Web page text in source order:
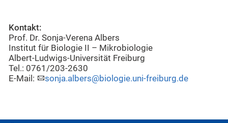
Kontakt:
Prof. Dr. Sonja-Verena Albers
Institut für Biologie II – Mikrobiologie
Albert-Ludwigs-Universität Freiburg
Tel.: 0761/203-2630
E-Mail:
sonja.albers@biologie.uni-freiburg.de